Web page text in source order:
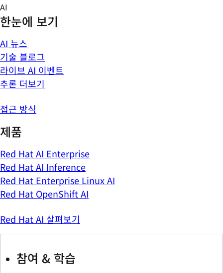
Skip
to
content
AI
한눈에 보기
AI 뉴스
기술 블로그
라이브 AI 이벤트
추론 더보기
접근 방식
제품
Red Hat AI Enterprise
Red Hat AI Inference
Red Hat Enterprise Linux AI
Red Hat OpenShift AI
Red Hat AI 살펴보기
참여 & 학습